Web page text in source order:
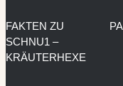
FAKTEN ZU
SCHNU1 –
KRÄUTERHEXE